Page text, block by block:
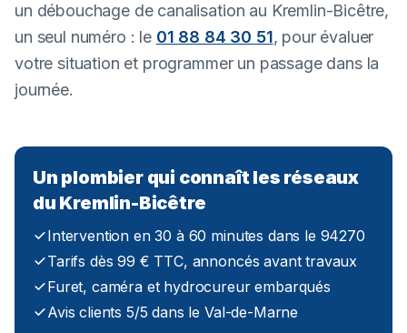
un débouchage de canalisation au Kremlin-Bicêtre,
un seul numéro : le 01 88 84 30 51, pour évaluer
votre situation et programmer un passage dans la
journée.
Un plombier qui connaît les réseaux
du Kremlin-Bicêtre
Intervention en 30 à 60 minutes dans le 94270
Tarifs dès 99 € TTC, annoncés avant travaux
Furet, caméra et hydrocureur embarqués
Avis clients 5/5 dans le Val-de-Marne